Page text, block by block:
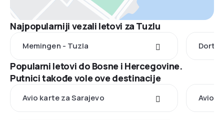
Najpopularniji vezali letovi za Tuzlu
Memingen - Tuzla
Popularni letovi do Bosne i Hercegovine.
Putnici takođe vole ove destinacije
Avio karte za Sarajevo Avio